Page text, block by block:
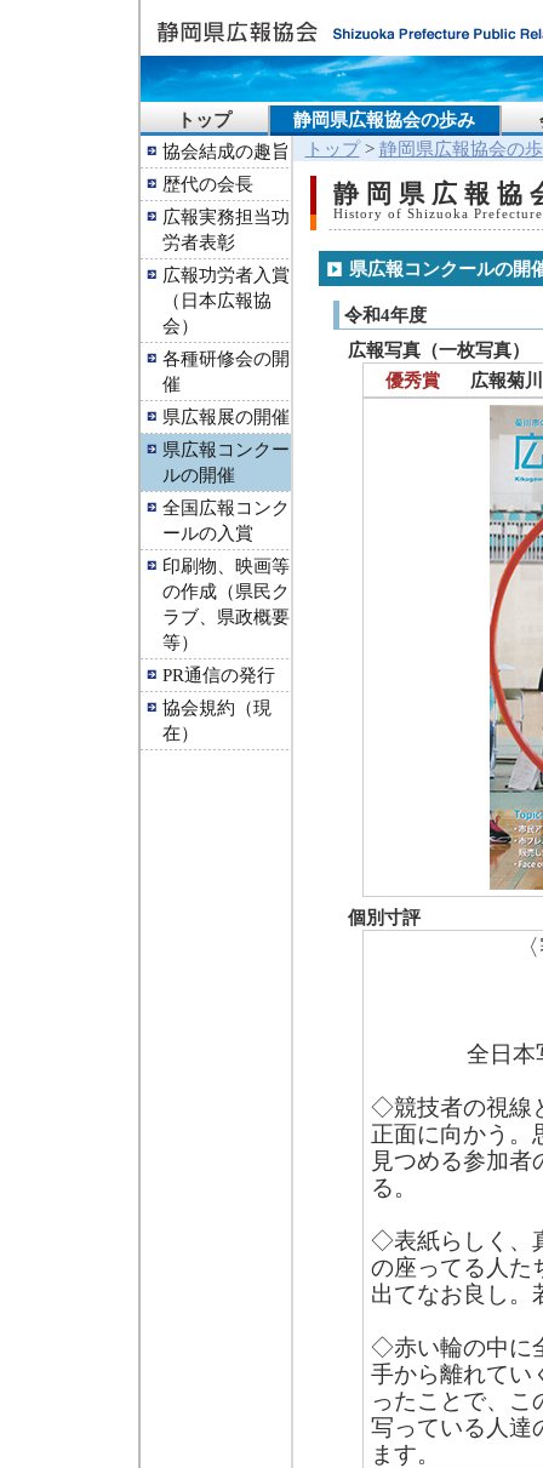
トップ 静岡県広報協会の歩み
協会結成の趣旨
歴代の会長
広報実務担当功
労者表彰
広報功労者入賞
（日本広報協
会）
各種研修会の開
催
県広報展の開催
県広報コンクー
ルの開催
全国広報コンク
ールの入賞
印刷物、映画等
の作成（県民ク
ラブ、県政概要
等）
PR通信の発行
協会規約（現
在）
トップ> 静岡県広報協会の
静岡県広報協
History of Shizuoka
県広報コンクールの開
令和4年度
広報写真（一枚写真）
優秀賞
広報菊
個別寸評
全日
◇競技者の視線
正面に向かう。
見つめる参加
る。
◇表紙らしく、
の座ってる人た
出てなお良し。
◇赤い輪の中に
手から離れてい
ったことで、こ
写っている人達
ます。